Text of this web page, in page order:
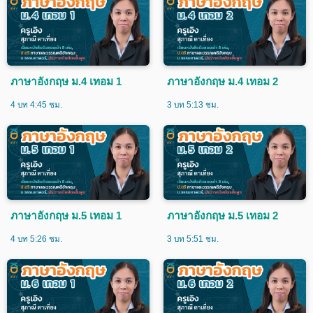
ภาษาอังกฤษ ม.4 เทอม 1
4 บท 4:45 ชม.
ภาษาอังกฤษ ม.4 เทอม 2
3 บท 5:13 ชม.
ภาษาอังกฤษ ม.5 เทอม 1
4 บท 5:26 ชม.
ภาษาอังกฤษ ม.5 เทอม 2
3 บท 5:51 ชม.